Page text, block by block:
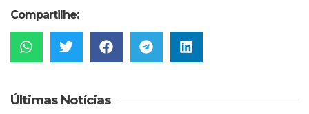
Compartilhe:
Últimas Notícias